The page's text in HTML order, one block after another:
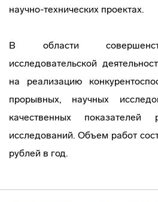
научно-технических проектах.
В области
исследовательской
на реализацию
прорывных, научных
качественных показателей
исследований. Объем работ
рублей в год.